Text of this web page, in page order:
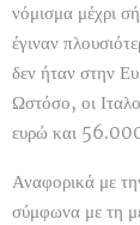
νόμισμα μέχρι
έγιναν
δεν ήταν στην
Ωστόσο, οι
ευρώ και 56.000
Αναφορικά με
σύμφωνα με τη